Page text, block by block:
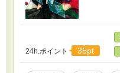
24h.ポイント 35pt